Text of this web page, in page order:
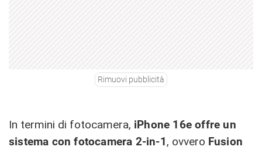
Rimuovi pubblicità
In termini di fotocamera, iPhone 16e offre un
sistema con fotocamera 2-in-1, ovvero Fusion